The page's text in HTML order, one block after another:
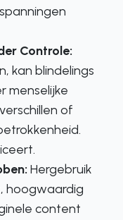
Controle:
kan blindelings
menselijke
of
Hergebruik
hoogwaardig
content